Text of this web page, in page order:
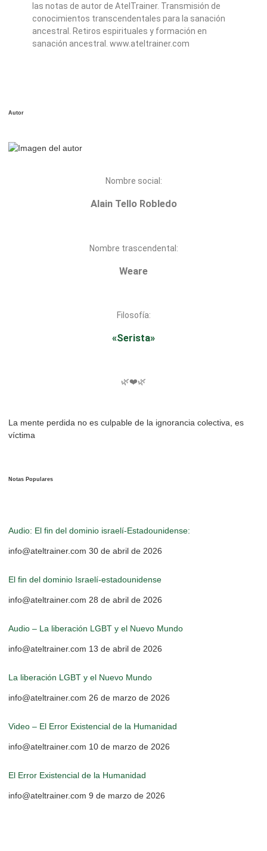
las notas de autor de AtelTrainer. Transmisión de
conocimientos transcendentales para la sanación
ancestral. Retiros espirituales y formación en
sanación ancestral. www.ateltrainer.com
Autor
Nombre social:
Alain Tello Robledo
Nombre trascendental:
Weare
Filosofía:
«Serista»
🌿❤️🌿
La mente perdida no es culpable de la ignorancia colectiva, es
víctima
Notas Populares
Audio: El fin del dominio israelí-Estadounidense:
info@ateltrainer.com 30 de abril de 2026
El fin del dominio Israelí-estadounidense
info@ateltrainer.com 28 de abril de 2026
Audio – La liberación LGBT y el Nuevo Mundo
info@ateltrainer.com 13 de abril de 2026
La liberación LGBT y el Nuevo Mundo
info@ateltrainer.com 26 de marzo de 2026
Video – El Error Existencial de la Humanidad
info@ateltrainer.com 10 de marzo de 2026
El Error Existencial de la Humanidad
info@ateltrainer.com 9 de marzo de 2026